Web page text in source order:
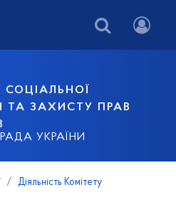
ТА ЗАХИСТУ ПРАВ
УКРАЇНИ
Діяльність Комітету